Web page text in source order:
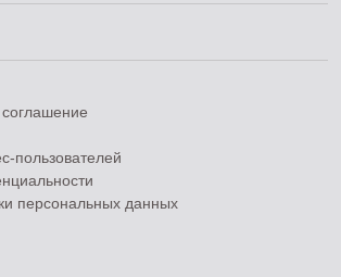
соглашение
пользователей
персональных данных